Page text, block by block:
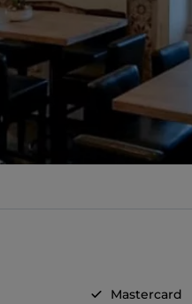
Mastercard